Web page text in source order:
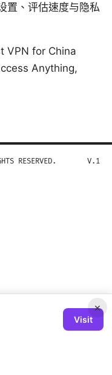
置、评估速度与隐私
VPN for China
Anything,
×
Visit
RESERVED. V.1